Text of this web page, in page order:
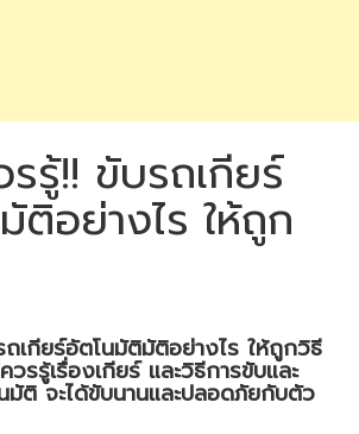
รรู้!! ขับรถเกียร์
ติอย่างไร ให้ถูก
เกียร์อัตโนมัติมัติอย่างไร ให้ถูกวิธี
รรู้เรื่องเกียร์ และวิธีการขับและ
มัติ จะได้ขับนานและปลอดภัยกับตัว